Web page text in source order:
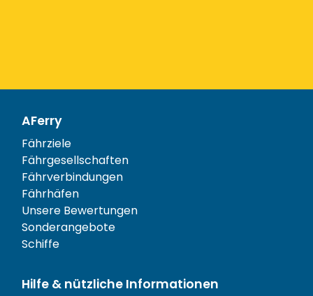
AFerry
Fährziele
Fährgesellschaften
Fährverbindungen
Fährhäfen
Unsere Bewertungen
Sonderangebote
Schiffe
Hilfe & nützliche Informationen